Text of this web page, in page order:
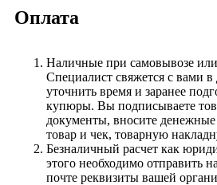
Оплата
Наличные при самовывозе или
Специалист свяжется с вами
уточнить время и заранее
купюры. Вы подписываете
документы, вносите денежные
товар и чек, товарную
Безналичный расчет как
этого необходимо отправить
почте реквизиты вашей